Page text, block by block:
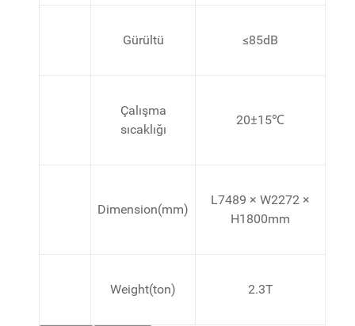
Gürültü ≤85dB
Çalışma
sıcaklığı
20±15℃
Dimension(mm)
L7489 × W2272 ×
H1800mm
Weight(ton) 2.3T